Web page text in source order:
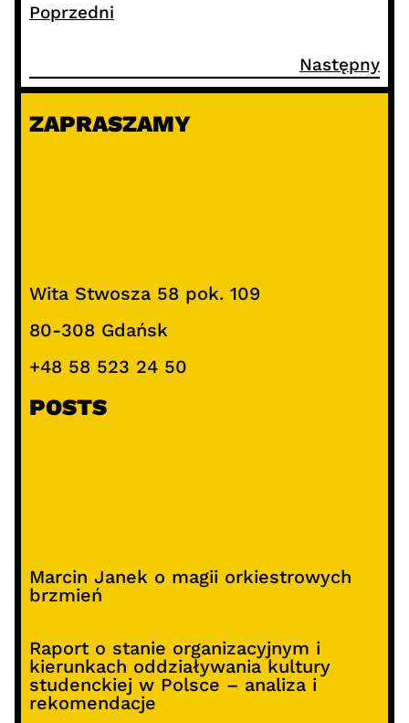
Poprzedni
Następny
ZAPRASZAMY
Wita Stwosza 58 pok. 109
80-308 Gdańsk
+48 58 523 24 50
POSTS
Marcin Janek o magii orkiestrowych
brzmień
Raport o stanie organizacyjnym i
kierunkach oddziaływania kultury
studenckiej w Polsce – analiza i
rekomendacje